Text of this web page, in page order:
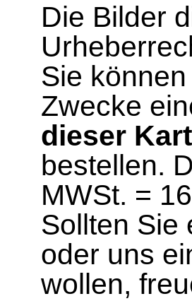
Die Bilder
Sie
Zwecke
dieser
bestellen.
MWSt. =
Sollten Sie
oder uns
wollen,